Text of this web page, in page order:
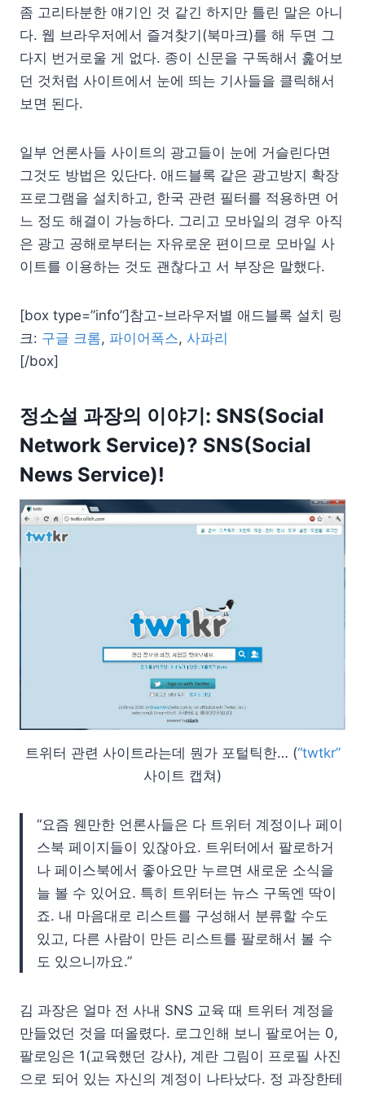
좀 고리타분한 얘기인 것 같긴 하지만 틀린 말은 아니
다. 웹 브라우저에서 즐겨찾기(북마크)를 해 두면 그
다지 번거로울 게 없다. 종이 신문을 구독해서 훑어보
던 것처럼 사이트에서 눈에 띄는 기사들을 클릭해서
보면 된다.
일부 언론사들 사이트의 광고들이 눈에 거슬린다면
그것도 방법은 있단다. 애드블록 같은 광고방지 확장
프로그램을 설치하고, 한국 관련 필터를 적용하면 어
느 정도 해결이 가능하다. 그리고 모바일의 경우 아직
은 광고 공해로부터는 자유로운 편이므로 모바일 사
이트를 이용하는 것도 괜찮다고 서 부장은 말했다.
[box type=”info”]참고-브라우저별 애드블록 설치 링
크: 구글 크롬, 파이어폭스, 사파리
[/box]
정소설 과장의 이야기: SNS(Social
Network Service)? SNS(Social
News Service)!
트위터 관련 사이트라는데 뭔가 포털틱한… (“twtkr”
사이트 캡쳐)
“요즘 웬만한 언론사들은 다 트위터 계정이나 페이
스북 페이지들이 있잖아요. 트위터에서 팔로하거
나 페이스북에서 좋아요만 누르면 새로운 소식을
늘 볼 수 있어요. 특히 트위터는 뉴스 구독엔 딱이
죠. 내 마음대로 리스트를 구성해서 분류할 수도
있고, 다른 사람이 만든 리스트를 팔로해서 볼 수
도 있으니까요.”
김 과장은 얼마 전 사내 SNS 교육 때 트위터 계정을
만들었던 것을 떠올렸다. 로그인해 보니 팔로어는 0,
팔로잉은 1(교육했던 강사), 계란 그림이 프로필 사진
으로 되어 있는 자신의 계정이 나타났다. 정 과장한테